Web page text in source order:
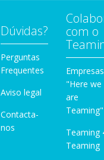
Dúvidas?
Perguntas
Frequentes
Aviso legal
Contacta-
nos
com o
Empresas
"Here we
are
Teaming"
Teaming
Teaming